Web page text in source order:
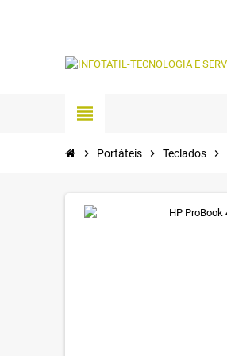
view_headline
chevron_right Portáteis chevron_right Teclados chevron_right